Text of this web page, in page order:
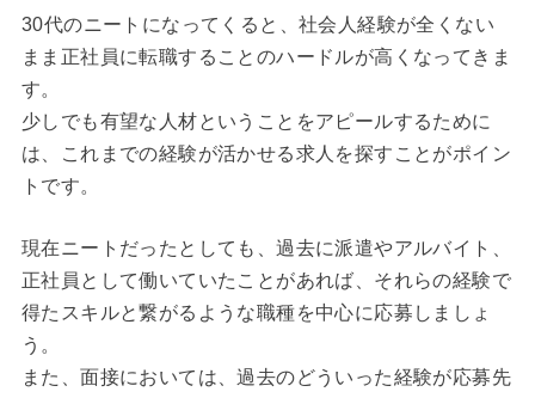
30代のニートになってくると、社会人経験が全くない
まま正社員に転職することのハードルが高くなってきま
す。
少しでも有望な人材ということをアピールするために
は、これまでの経験が活かせる求人を探すことがポイン
トです。
現在ニートだったとしても、過去に派遣やアルバイト、
正社員として働いていたことがあれば、それらの経験で
得たスキルと繋がるような職種を中心に応募しましょ
う。
また、面接においては、過去のどういった経験が応募先